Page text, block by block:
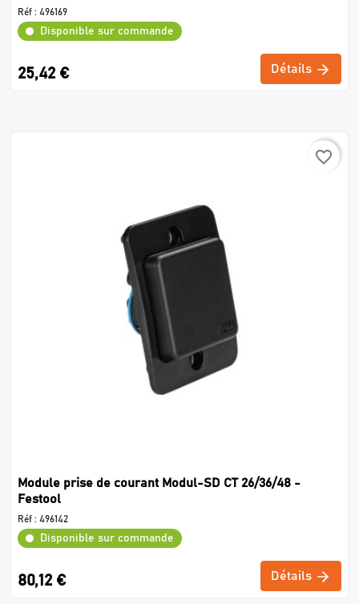
Réf : 496169
Disponible sur commande
25,42 € Détails
favorite_border
Module prise de courant Modul-SD CT 26/36/48 -
Festool
Réf : 496142
Disponible sur commande
80,12 € Détails